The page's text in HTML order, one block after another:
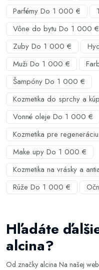
Parfémy Do 1 000 €
Vône do bytu Do 1 000 €
Zuby Do 1 000 €
Muži Do 1 000 €
Šampóny Do 1 000 €
Kozmetika do sprchy a
Vonné oleje Do 1 000 €
Kozmetika pre
Make upy Do 1 000 €
Kozmetika na vrásky a
Rúže Do 1 000 €
Hľadáte
alcina?
Od značky alcina Na našej